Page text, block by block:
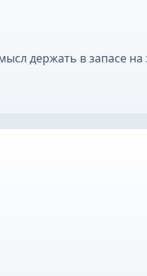
держать в запасе